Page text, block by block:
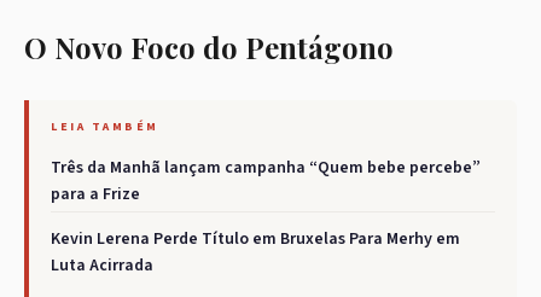
O Novo Foco do Pentágono
LEIA TAMBÉM
Três da Manhã lançam campanha “Quem bebe percebe”
para a Frize
Kevin Lerena Perde Título em Bruxelas Para Merhy em
Luta Acirrada